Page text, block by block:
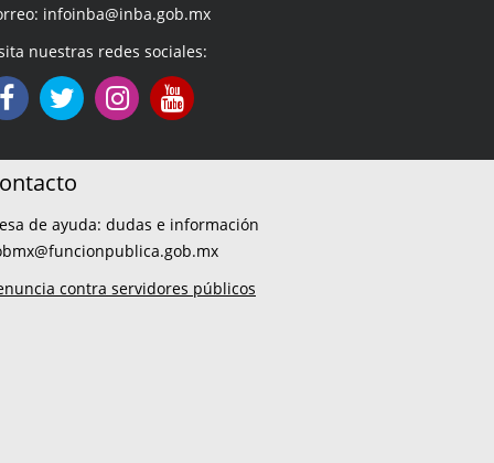
infoinba@inba.gob.mx
nuestras redes sociales:
de ayuda: dudas e información
contra servidores públicos